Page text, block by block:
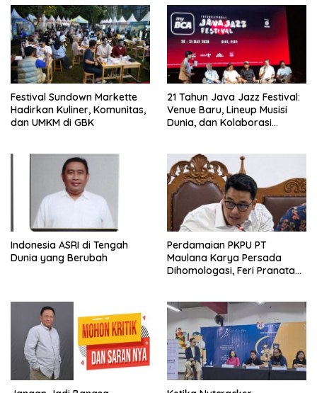
Festival Sundown Markette
Hadirkan Kuliner, Komunitas,
dan UMKM di GBK
21 Tahun Java Jazz Festival:
Venue Baru, Lineup Musisi
Dunia, dan Kolaborasi
Indonesia ASRI di Tengah
Dunia yang Berubah
Perdamaian PKPU PT
Maulana Karya Persada
Dihomologasi, Feri Pranata